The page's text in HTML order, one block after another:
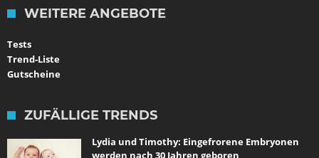
WEITERE ANGEBOTE
Tests
Trend-Liste
Gutscheine
ZUFÄLLIGE TRENDS
Lydia und Timothy: Eingefrorene Embryonen
werden nach 30 Jahren geboren